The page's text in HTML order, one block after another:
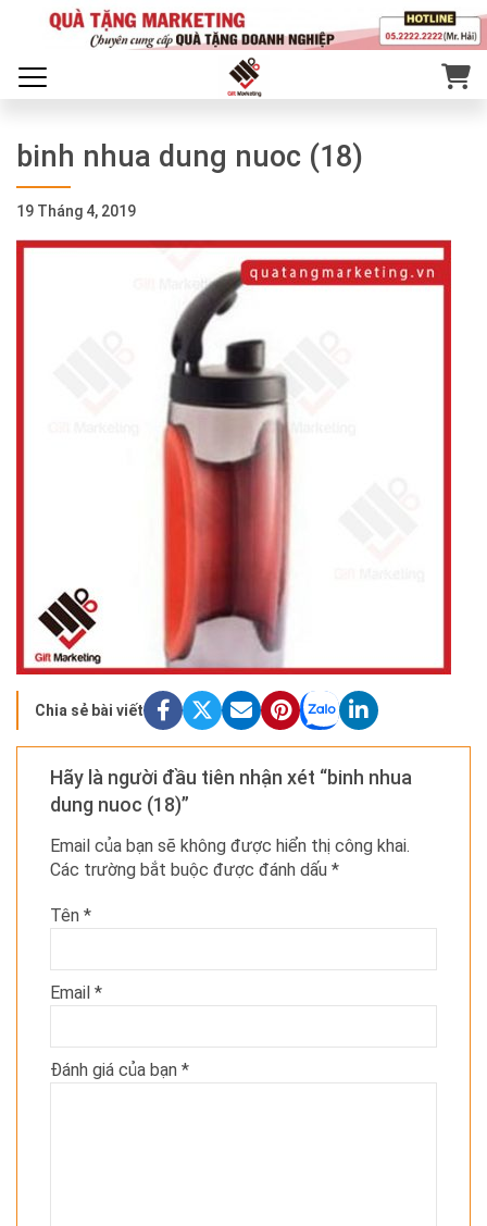
binh nhua dung nuoc (18)
19 Tháng 4, 2019
Chia sẻ bài viết
Hãy là người đầu tiên nhận xét “binh nhua
dung nuoc (18)”
Email của bạn sẽ không được hiển thị công khai.
Các trường bắt buộc được đánh dấu *
Tên *
Email *
Đánh giá của bạn *